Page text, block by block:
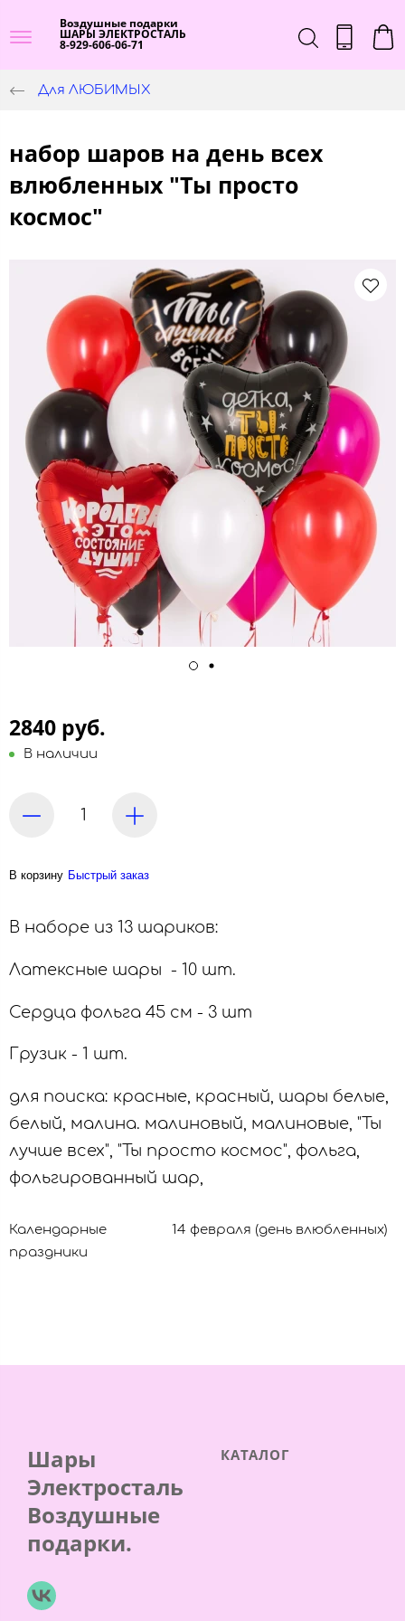
Воздушные подарки
ШАРЫ ЭЛЕКТРОСТАЛЬ
8-929-606-06-71
Для ЛЮБИМЫХ
набор шаров на день всех
влюбленных "Ты просто
космос"
2840 руб.
В наличии
В корзину Быстрый заказ
В наборе из 13 шариков:
Латексные шары - 10 шт.
Сердца фольга 45 см - 3 шт
Грузик - 1 шт.
для поиска: красные, красный, шары белые,
белый, малина. малиновый, малиновые, "Ты
лучше всех", "Ты просто космос", фольга,
фольгированный шар,
Календарные
праздники
14 февраля (день влюбленных)
Шары
Электросталь
Воздушные
подарки.
КАТАЛОГ